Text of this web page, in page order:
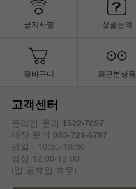
공지사항 상품문의
장바구니 최근본상품
고객센터
온라인 문의 1522-7897
매장 문의 053-721-6787
평일 : 10:30-16:30
점심 12:00-13:00
(일.공휴일 휴무)